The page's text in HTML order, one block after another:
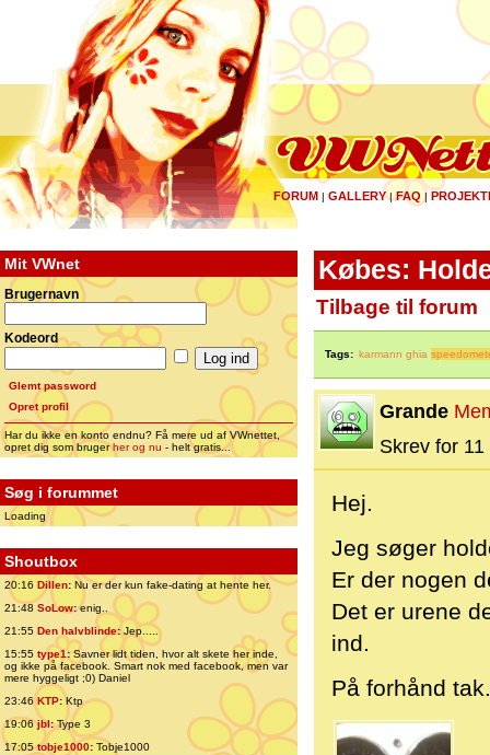
FORUM | GALLERY|FAQ |
Mit VWnet
Brugernavn
Kodeord
Glemt password
Opret profil
Har du ikke en konto endnu? Få mere ud af VWnettet,
opret dig som brugerher og nu - helt gratis...
Søg i forummet
Loading
Shoutbox
20:16 Dillen: Nu er der kun fake-dating at hente her.
21:48 SoLow:enig..
21:55 Den halvblinde:Jep.....
15:55 type1:Savner lidt tiden, hvor alt skete her inde,
og ikke på facebook. Smart nok med facebook, men var
mere hyggeligt ;0) Daniel
23:46 KTP:Ktp
19:06jbl:Type 3
17:05tobje1000: Tobje1000
Købes:
Tilbage til forum
Tags: karmann ghia
Grande
Skrev for
Hej.
Jeg søger
Er der nogen
Det er urene
ind.
På forhånd tak.